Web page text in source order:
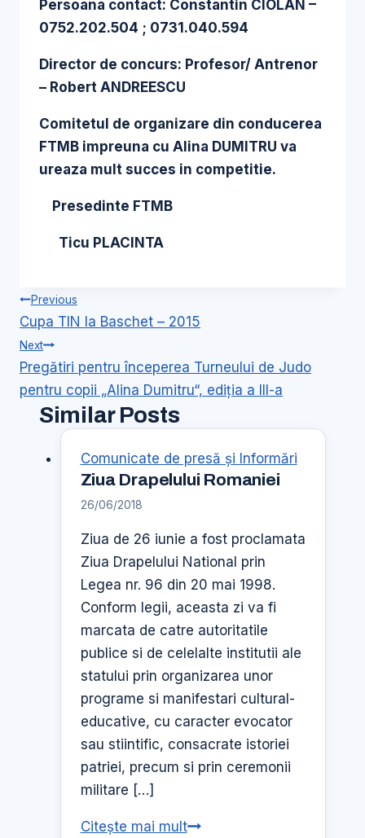
Persoana contact: Constantin CIOLAN –
0752.202.504 ; 0731.040.594
Director de concurs: Profesor/ Antrenor
– Robert ANDREESCU
Comitetul de organizare din conducerea
FTMB impreuna cu Alina DUMITRU va
ureaza mult succes in competitie.
Presedinte FTMB
Ticu PLACINTA
Navigare
în
articole
Previous
Cupa TIN la Baschet – 2015
Next
Pregătiri pentru începerea Turneului de Judo
pentru copii „Alina Dumitru“, ediţia a III-a
Similar Posts
Comunicate de presă şi Informări
Ziua Drapelului Romaniei
26/06/2018
Ziua de 26 iunie a fost proclamata
Ziua Drapelului National prin
Legea nr. 96 din 20 mai 1998.
Conform legii, aceasta zi va fi
marcata de catre autoritatile
publice si de celelalte institutii ale
statului prin organizarea unor
programe si manifestari cultural-
educative, cu caracter evocator
sau stiintific, consacrate istoriei
patriei, precum si prin ceremonii
militare […]
Citește mai multZiua